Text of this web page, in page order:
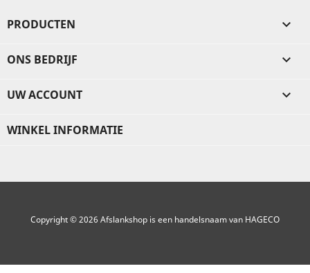
PRODUCTEN 
ONS BEDRIJF 
UW ACCOUNT 
WINKEL INFORMATIE
Copyright © 2026 Afslankshop is een handelsnaam van HAGECO